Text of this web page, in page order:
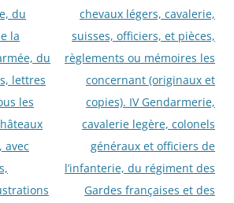
du
la
du
lettres
les
avec
chevaux légers, cavalerie,
suisses, officiers, et pièces,
règlements ou mémoires les
concernant (originaux et
copies). IV Gendarmerie,
cavalerie legère, colonels
généraux et officiers de
l’infanterie, du régiment des
Gardes françaises et des